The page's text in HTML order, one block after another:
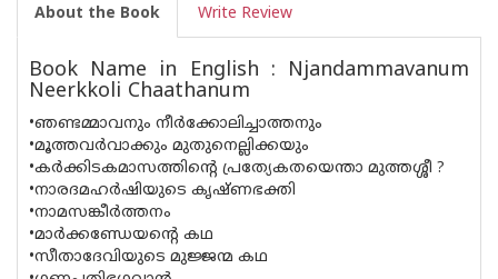
About the Book Write Review
Book Name in English : Njandammavanum
Neerkkoli Chaathanum
•ഞണ്ടമ്മാവനും നീർക്കോലിച്ചാത്തനും
•മൂത്തവർവാക്കും മുതുനെല്ലിക്കയും
•കർക്കിടകമാസത്തിൻ്റെ പ്രത്യേകതയെന്താ മുത്തശ്ശീ ?
•നാരദമഹർഷിയുടെ കൃഷ്‌ണഭക്തി
•നാമസങ്കീർത്തനം
•മാർക്കണ്ഡേയൻ്റെ കഥ
•സീതാദേവിയുടെ മുജ്ജന്മ കഥ